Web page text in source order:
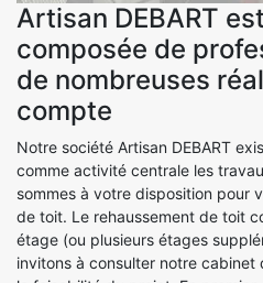
Artisan DEBART
composée de
de nombreuses
compte
Notre société Artisan DEBART
comme activité centrale les
sommes à votre disposition pour
de toit. Le rehaussement de toit
étage (ou plusieurs étages
invitons à consulter notre cabinet